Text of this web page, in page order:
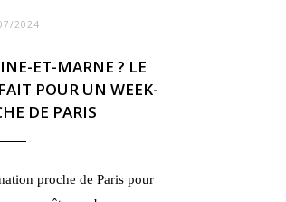
2024
ET-MARNE ? LE
POUR UN WEEK-
DE PARIS
proche de Paris pour